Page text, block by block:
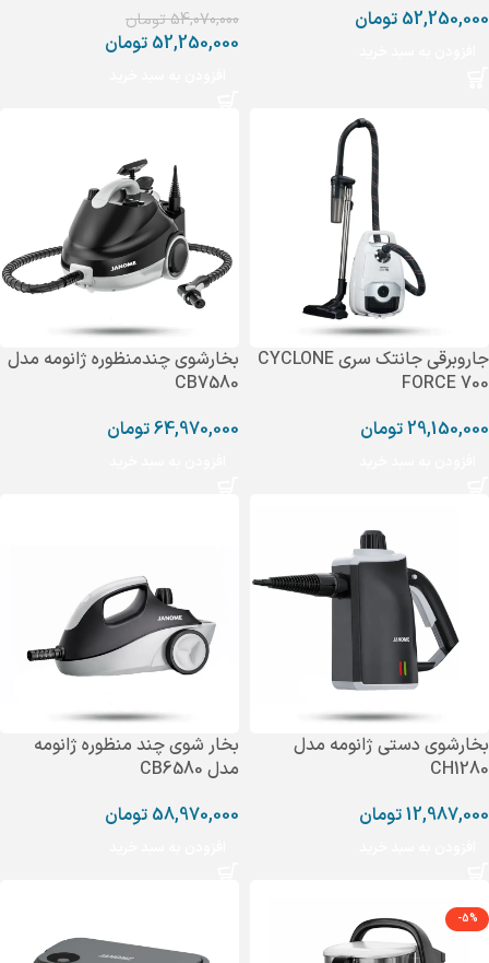
52,250,000 تومان 54,070,000تومان
52,250,000 تومان
جاروبرقی جانتک سری CYCLONE
FORCE 700
29,150,000تومان
بخارشوی چندمنظوره ژانومه مدل
CB7580
64,970,000تومان
بخارشوی دستی ژانومه مدل
CH1280
12,987,000تومان
بخار شوی چند منظوره ژانومه
مدل CB6580
58,970,000 تومان
-5%